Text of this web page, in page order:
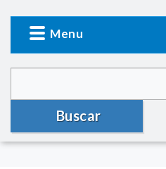
Menu
Buscar